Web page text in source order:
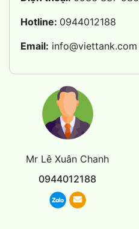
Hotline: 0944012188
Email: info@viettank.com
Mr Lê Xuân Chanh
0944012188